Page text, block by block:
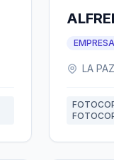
LA PAZ